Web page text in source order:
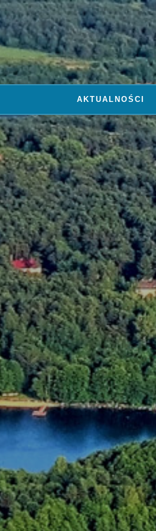
AKTUALNOŚCI